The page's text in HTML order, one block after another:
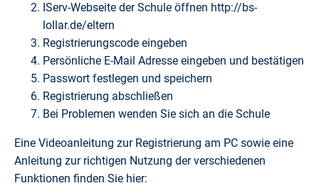
IServ-Webseite der Schule öffnen http://bs-
lollar.de/eltern
Registrierungscode eingeben
Persönliche E-Mail Adresse eingeben und bestätigen
Passwort festlegen und speichern
Registrierung abschließen
Bei Problemen wenden Sie sich an die Schule
Eine Videoanleitung zur Registrierung am PC sowie eine
Anleitung zur richtigen Nutzung der verschiedenen
Funktionen finden Sie hier: